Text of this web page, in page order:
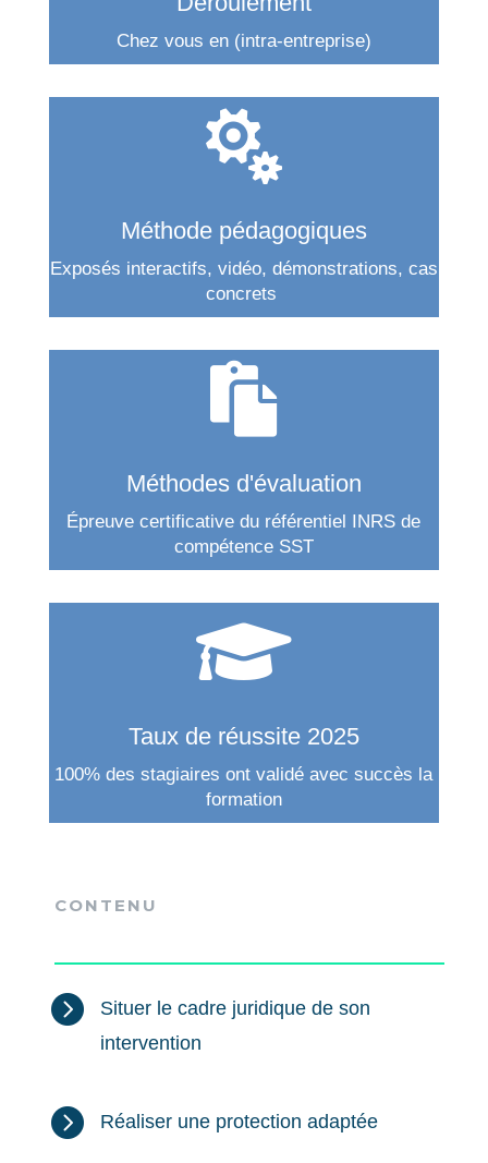
Chez vous en (intra-entreprise)

Méthode pédagogiques
Exposés interactifs, vidéo, démonstrations, cas
concrets

Méthodes d'évaluation
Épreuve certificative du référentiel INRS de
compétence SST

Taux de réussite 2025
100% des stagiaires ont validé avec succès la
formation
CONTENU

Situer le cadre juridique de son
intervention
 Réaliser une protection adaptée